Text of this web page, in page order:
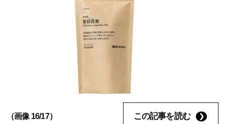
（画像 16/17） この記事を読む